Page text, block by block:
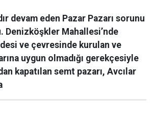
devam eden Pazar Pazarı sorunu
Denizköşkler Mahallesi’nde
ve çevresinde kurulan ve
uygun olmadığı gerekçesiyle
kapatılan semt pazarı, Avcılar